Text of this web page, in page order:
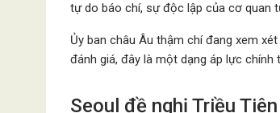
tự do báo chí, sự độc lập của cơ quan
Ủy ban châu Âu thậm chí đang xem
đánh giá, đây là một dạng áp lực
Seoul đề nghị Triều